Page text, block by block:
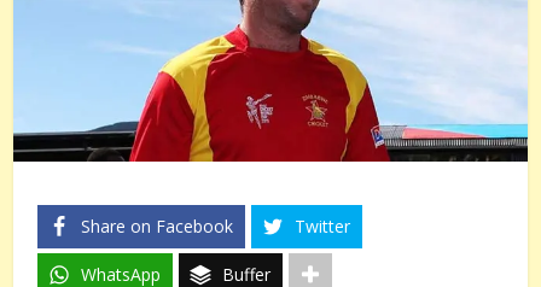
Share on Facebook Twitter
WhatsApp Buffer